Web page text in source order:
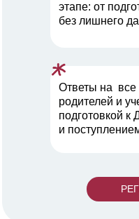
Ответы на все
родителей и
подготовкой к
и
этапе: от
без лишнего